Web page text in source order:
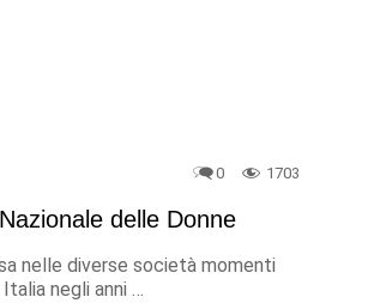
0 1703
delle Donne
nelle diverse società momenti
negli anni …